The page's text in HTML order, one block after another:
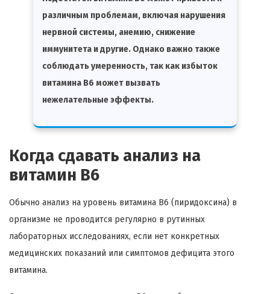
различным проблемам, включая нарушения
нервной системы, анемию, снижение
иммунитета и другие. Однако важно также
соблюдать умеренность, так как избыток
витамина B6 может вызвать
нежелательные эффекты.
Когда сдавать анализ на
витамин В6
Обычно анализ на уровень витамина B6 (пиридоксина) в
организме не проводится регулярно в рутинных
лабораторных исследованиях, если нет конкретных
медицинских показаний или симптомов дефицита этого
витамина.